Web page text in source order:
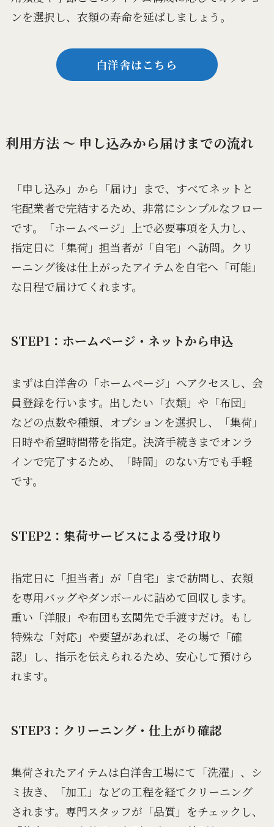
ンを選択し、衣類の寿命を延ばしましょう。
白洋舎はこちら
利用方法 ～ 申し込みから届けまでの流れ
「申し込み」から「届け」まで、すべてネットと
宅配業者で完結するため、非常にシンプルなフロー
です。「ホームページ」上で必要事項を入力し、
指定日に「集荷」担当者が「自宅」へ訪問。クリ
ーニング後は仕上がったアイテムを自宅へ「可能」
な日程で届けてくれます。
STEP1：ホームページ・ネットから申込
まずは白洋舎の「ホームページ」へアクセスし、会
員登録を行います。出したい「衣類」や「布団」
などの点数や種類、オプションを選択し、「集荷」
日時や希望時間帯を指定。決済手続きまでオンラ
インで完了するため、「時間」のない方でも手軽
です。
STEP2：集荷サービスによる受け取り
指定日に「担当者」が「自宅」まで訪問し、衣類
を専用バッグやダンボールに詰めて回収します。
重い「洋服」や布団も玄関先で手渡すだけ。もし
特殊な「対応」や要望があれば、その場で「確
認」し、指示を伝えられるため、安心して預けら
れます。
STEP3：クリーニング・仕上がり確認
集荷されたアイテムは白洋舎工場にて「洗濯」、シ
ミ抜き、「加工」などの工程を経てクリーニング
されます。専門スタッフが「品質」をチェックし、